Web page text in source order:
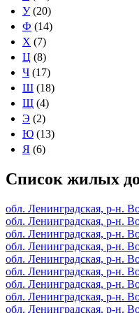
У(20)
Ф (14)
Х (7)
Ц (8)
Ч (17)
Ш (18)
Щ (4)
Э (2)
Ю (13)
Я (6)
Список жилых
обл. Ленинградская, р-н.
обл. Ленинградская, р-н.
обл. Ленинградская, р-н.
обл. Ленинградская, р-н.
обл. Ленинградская, р-н.
обл. Ленинградская, р-н.
обл. Ленинградская, р-н.
обл. Ленинградская, р-н.
обл. Ленинградская, р-н.